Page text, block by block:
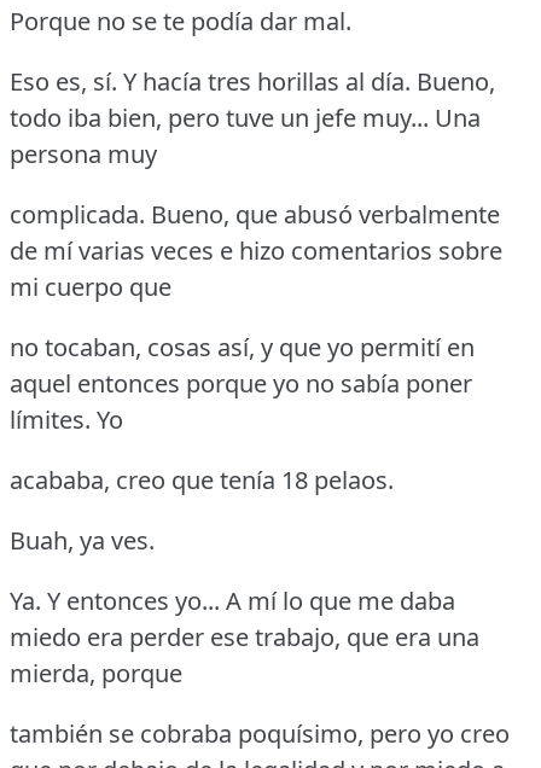
Porque no se te podía dar mal.
Eso es, sí. Y hacía tres horillas al día. Bueno,
todo iba bien, pero tuve un jefe muy... Una
persona muy
complicada. Bueno, que abusó verbalmente
de mí varias veces e hizo comentarios sobre
mi cuerpo que
no tocaban, cosas así, y que yo permití en
aquel entonces porque yo no sabía poner
límites. Yo
acababa, creo que tenía 18 pelaos.
Buah, ya ves.
Ya. Y entonces yo... A mí lo que me daba
miedo era perder ese trabajo, que era una
mierda, porque
también se cobraba poquísimo, pero yo creo